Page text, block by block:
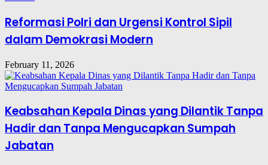
Reformasi Polri dan Urgensi Kontrol Sipil
dalam Demokrasi Modern
February 11, 2026
Keabsahan Kepala Dinas yang Dilantik Tanpa
Hadir dan Tanpa Mengucapkan Sumpah
Jabatan